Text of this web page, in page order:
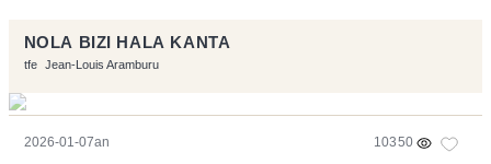
NOLA BIZI HALA KANTA
tfe Jean-Louis Aramburu
2026-01-07an 10350